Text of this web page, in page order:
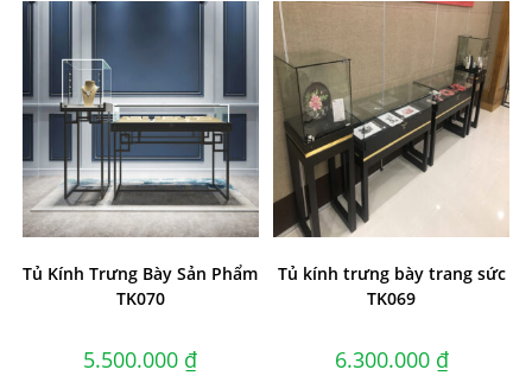
Tủ Kính Trưng Bày Sản Phẩm
TK070
5.500.000 ₫
Tủ kính trưng bày trang sức
TK069
6.300.000 ₫